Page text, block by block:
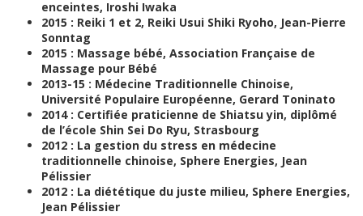
enceintes, Iroshi Iwaka
2015 : Reiki 1 et 2, Reiki Usui Shiki Ryoho, Jean-Pierre
Sonntag
2015 : Massage bébé, Association Française de
Massage pour Bébé
2013-15 : Médecine Traditionnelle Chinoise,
Université Populaire Européenne, Gerard Toninato
2014 : Certifiée praticienne de Shiatsu yin, diplômé
de l’école Shin Sei Do Ryu, Strasbourg
2012 : La gestion du stress en médecine
traditionnelle chinoise, Sphere Energies, Jean
Pélissier
2012 : La diététique du juste milieu, Sphere Energies,
Jean Pélissier